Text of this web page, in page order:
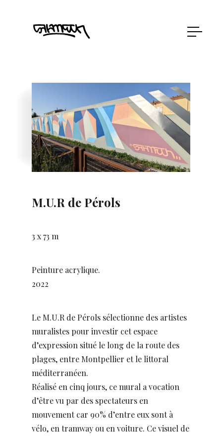
M.U.R de Pérols
3 x 73 m
Peinture acrylique.
2022
Le M.U.R de Pérols sélectionne des artistes
muralistes pour investir cet espace
d’expression situé le long de la route des
plages, entre Montpellier et le littoral
méditerranéen.
Réalisé en cinq jours, ce mural a vocation
d’être vu par des spectateurs en
mouvement car 90% d’entre eux sont à
vélo, en tramway ou en voiture. Ce visuel de